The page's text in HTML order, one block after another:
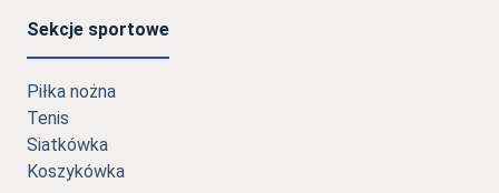
Sekcje sportowe
Piłka nożna
Tenis
Siatkówka
Koszykówka